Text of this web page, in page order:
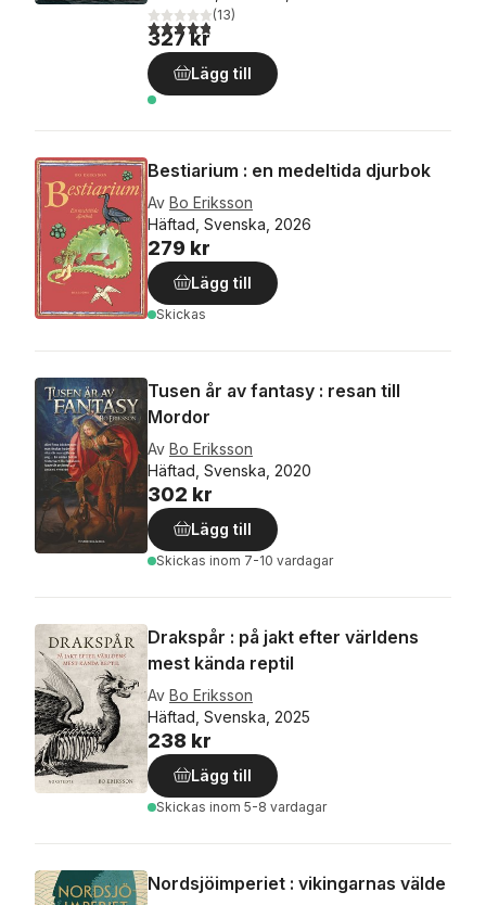
4,8utav 5 stjärnor. Totalt antal röster:
(13)
327 kr
Lägg till
Bestiarium : en medeltida djurbok
Av Bo Eriksson
Häftad, Svenska, 2026
279 kr
Lägg till
Skickas
Tusen år av fantasy : resan till
Mordor
Av Bo Eriksson
Häftad, Svenska, 2020
302 kr
Lägg till
Skickas inom 7-10 vardagar
Drakspår : på jakt efter världens
mest kända reptil
Av Bo Eriksson
Häftad, Svenska, 2025
238 kr
Lägg till
Skickas inom 5-8 vardagar
Nordsjöimperiet : vikingarnas välde